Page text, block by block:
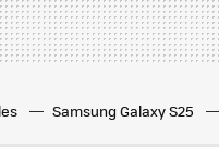
Samsung Galaxy S25